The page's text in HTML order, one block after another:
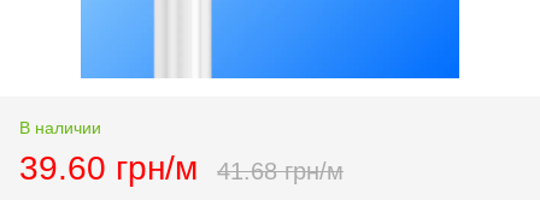
В наличии
39.60 грн/м 41.68 грн/м